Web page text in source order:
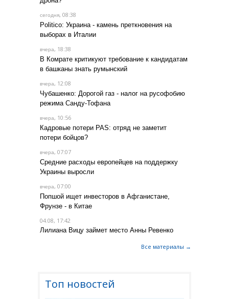
сегодня, 08:38
Politico: Украина - камень преткновения на
выборах в Италии
вчера, 18:38
В Комрате критикуют требование к кандидатам
в башканы знать румынский
вчера, 12:08
Чубашенко: Дорогой газ - налог на русофобию
режима Санду-Тофана
вчера, 10:56
Кадровые потери PAS: отряд не заметит
потери бойцов?
вчера, 07:07
Средние расходы европейцев на поддержку
Украины выросли
вчера, 07:00
Попшой ищет инвесторов в Афганистане,
Фрунзе - в Китае
04.08, 17:42
Лилиана Вицу займет место Анны Ревенко
Все материалы →
Топ новостей